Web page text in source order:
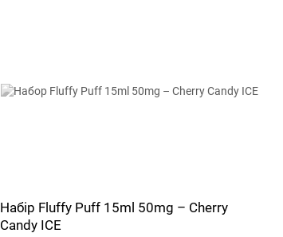
Набір Fluffy Puff 15ml 50mg – Cherry
Candy ICE